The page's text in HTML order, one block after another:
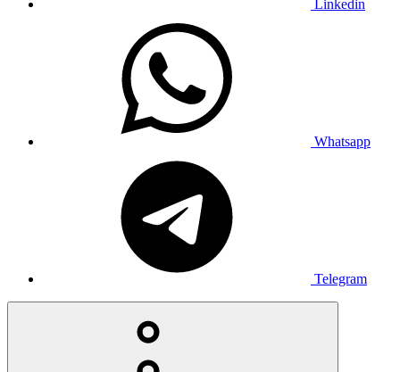
Linkedin
Whatsapp
Telegram